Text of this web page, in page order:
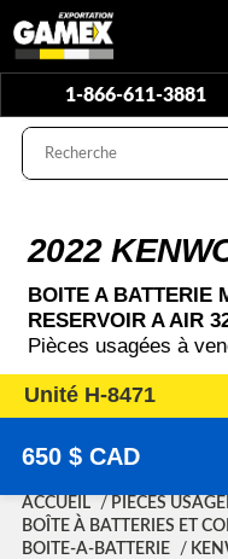
1-866-611-3881
2022
BOITE A BATTERIE MESURE 31.5X17.5 + 1
RESERVOIR A AIR
Pièces usagées à
Unité H-8471
650 $ CAD
ACCUEIL
PIÈCES
BOÎTE À BATTERIES ET
BOITE-A-BATTERIE